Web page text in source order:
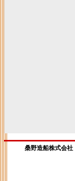
桑野造船株式会社